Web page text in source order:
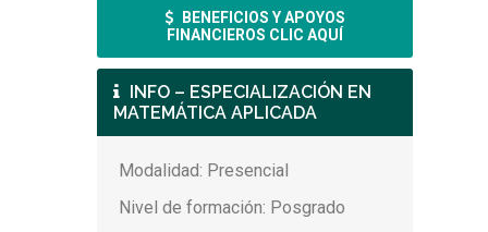
BENEFICIOS Y APOYOS
FINANCIEROS CLIC AQUÍ
INFO – ESPECIALIZACIÓN EN
MATEMÁTICA APLICADA
Modalidad: Presencial
Nivel de formación: Posgrado